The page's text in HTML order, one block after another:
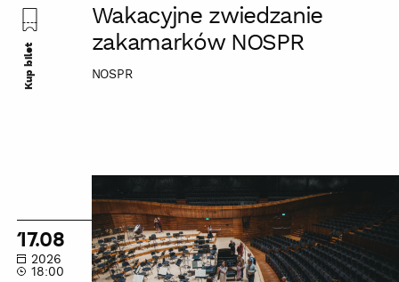
Wakacyjne zwiedzanie
zakamarków NOSPR
NOSPR
Kup bilet
zwiedzanie
zakamarków
NOSPR
17.08
2026
18:00